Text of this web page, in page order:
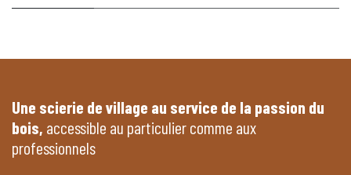
Une scierie de village au service de la passion du
bois, accessible au particulier comme aux
professionnels